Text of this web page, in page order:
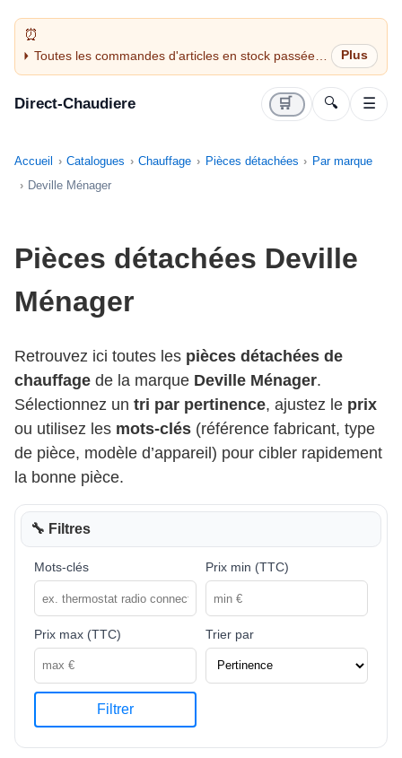
Toutes les commandes d'articles en stock passées
avant 14H sont expédiées le jour même (jours
Direct-Chaudiere 🛒 🔍 ☰
Accueil Catalogues Chauffage Pièces détachées
Par marque
Deville Ménager
Pièces détachées Deville
Ménager
Retrouvez ici toutes les pièces détachées de
chauffage de la marque Deville Ménager.
Sélectionnez un tri par pertinence, ajustez le prix
ou utilisez les mots-clés (référence fabricant, type
de pièce, modèle d’appareil) pour cibler rapidement
la bonne pièce.
🔧 Filtres
Mots-clés Prix min (TTC)
Prix max (TTC) Trier par
Filtrer